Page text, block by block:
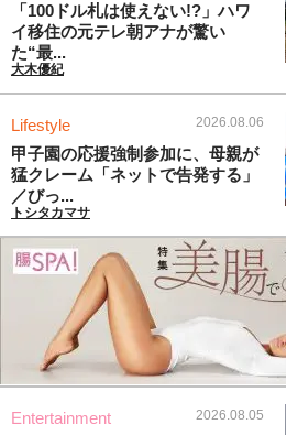
「100ドル札は使えない!?」ハワ
イ移住の元テレ朝アナが驚い
た“最...
大木優紀
Lifestyle 2026.08.06
甲子園の応援強制参加に、母親が
猛クレーム「ネットで告発する」
／びっ...
トシタカマサ
Entertainment 2026.08.05